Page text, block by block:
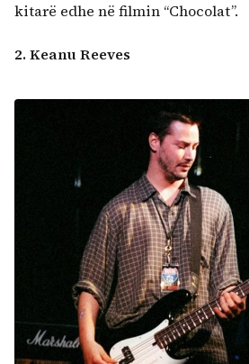
kitarë edhe në filmin “Chocolat”.
2. Keanu Reeves